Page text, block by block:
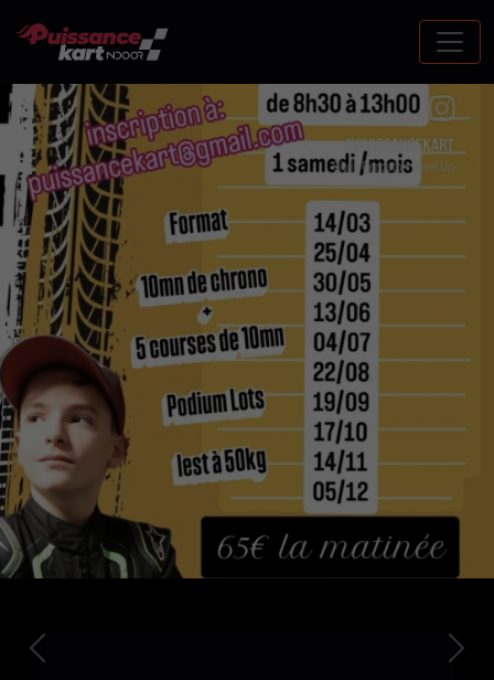
Previous Next